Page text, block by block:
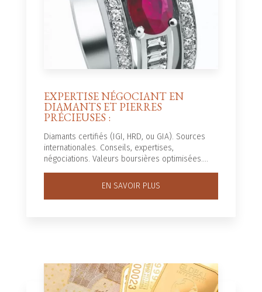
EXPERTISE NÉGOCIANT EN
DIAMANTS ET PIERRES
PRÉCIEUSES :
Diamants certifiés (IGI, HRD, ou GIA). Sources
internationales. Conseils, expertises,
négociations. Valeurs boursières optimisées....
EN SAVOIR PLUS